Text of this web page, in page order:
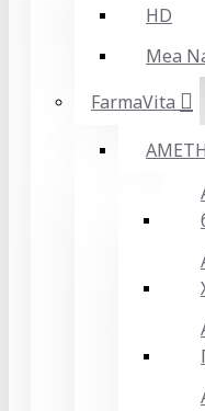
HD
Mea
FarmaVita